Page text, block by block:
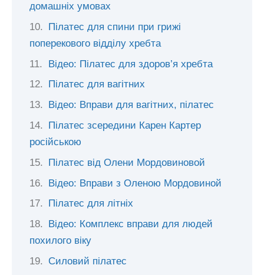
домашніх умовах
Пілатес для спини при грижі
поперекового відділу хребта
Відео: Пілатес для здоров’я хребта
Пілатес для вагітних
Відео: Вправи для вагітних, пілатес
Пілатес зсередини Карен Картер
російською
Пілатес від Олени Мордовиновой
Відео: Вправи з Оленою Мордовиной
Пілатес для літніх
Відео: Комплекс вправи для людей
похилого віку
Силовий пілатес